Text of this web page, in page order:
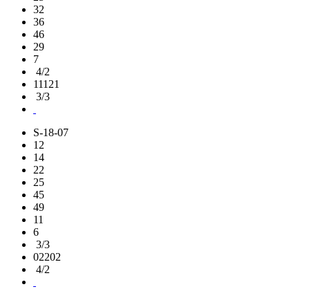
32
36
46
29
7
4/2
11121
3/3
S-18-07
12
14
22
25
45
49
11
6
3/3
02202
4/2